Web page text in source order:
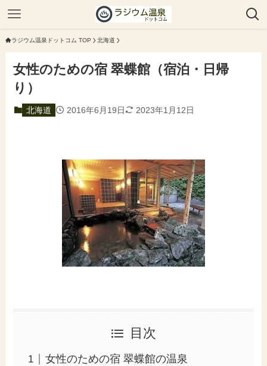
ラジウム温泉ドットコム TOP 北海道
女性のための宿 翠蝶館（宿泊・日帰
り）
北海道 2016年6月19日 2023年1月12日
目次
女性のための宿 翠蝶館の温泉